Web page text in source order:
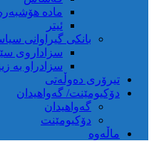
مادە
ئیتر
بانکی گیراوانی
سزاداروی
سزادراو بە
تیرۆری دەوڵەتی
دۆکیومێنت/ گەواهیدان
گەواهیدان
دۆکیومێنت
ماڵەوە